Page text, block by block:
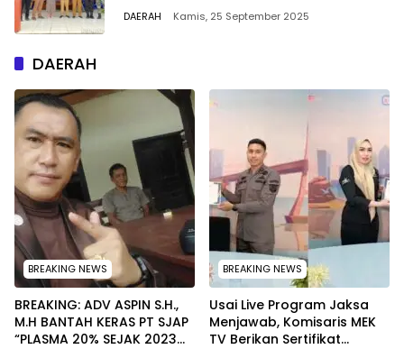
DAERAH Kamis, 25 September 2025
DAERAH
BREAKING NEWS
BREAKING: ADV ASPIN S.H.,
M.H BANTAH KERAS PT SJAP
“PLASMA 20% SEJAK 2023
BREAKING NEWS
Usai Live Program Jaksa
Menjawab, Komisaris MEK
TV Berikan Sertifikat